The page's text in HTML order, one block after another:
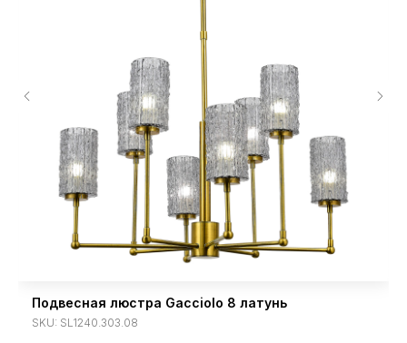
Подвесная люстра Gacciolo 8 латунь
SKU: SL1240.303.08